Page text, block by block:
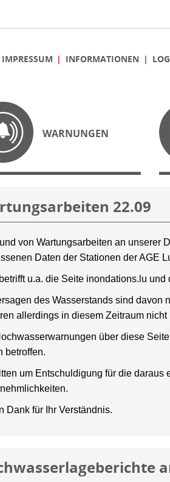
IMPRESSUM INFORMATIONEN
WARNUNGEN
22.09
von Wartungsarbeiten an unserer
Daten der Stationen der AGE
u.a. die Seite inondations.lu und
des Wasserstands sind davon
allerdings in diesem Zeitraum
über diese
betroffen.
um Entschuldigung für die daraus
Dank für Ihr Verständnis.